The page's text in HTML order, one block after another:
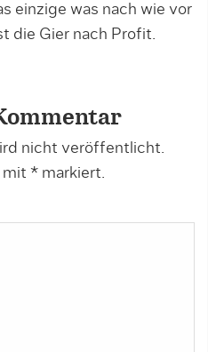
einzige was nach wie vor
die Gier nach Profit.
nicht veröffentlicht.
mit * markiert.